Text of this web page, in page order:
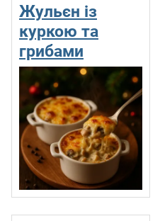
Жульєн із
куркою та
грибами